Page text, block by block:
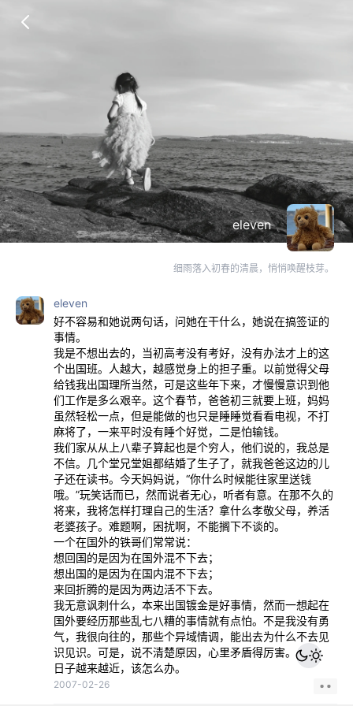
eleven
细雨落入初春的清晨，悄悄唤醒枝芽。
eleven
好不容易和她说两句话，问她在干什么，她说在搞签证的
事情。
我是不想出去的，当初高考没有考好，没有办法才上的这
个出国班。人越大，越感觉身上的担子重。以前觉得父母
给钱我出国理所当然，可是这些年下来，才慢慢意识到他
们工作是多么艰辛。这个春节，爸爸初三就要上班，妈妈
虽然轻松一点，但是能做的也只是睡睡觉看看电视，不打
麻将了，一来平时没有睡个好觉，二是怕输钱。
我们家从从上八辈子算起也是个穷人，他们说的，我总是
不信。几个堂兄堂姐都结婚了生子了，就我爸爸这边的儿
子还在读书。今天妈妈说，“你什么时候能往家里送钱
哦。”玩笑话而已，然而说者无心，听者有意。在那不久的
将来，我将怎样打理自己的生活？拿什么孝敬父母，养活
老婆孩子。难题啊，困扰啊，不能搁下不谈的。
一个在国外的铁哥们常常说：
想回国的是因为在国外混不下去；
想出国的是因为在国内混不下去；
来回折腾的是因为两边活不下去。
我无意讽刺什么，本来出国镀金是好事情，然而一想起在
国外要经历那些乱七八糟的事情就有点怕。不是我没有勇
气，我很向往的，那些个异域情调，能出去为什么不去见
识见识。可是，说不清楚原因，心里矛盾得厉害。
日子越来越近，该怎么办。
2007-02-26